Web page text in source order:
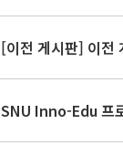
[이전 게시판] 이전
SNU Inno-Edu 프